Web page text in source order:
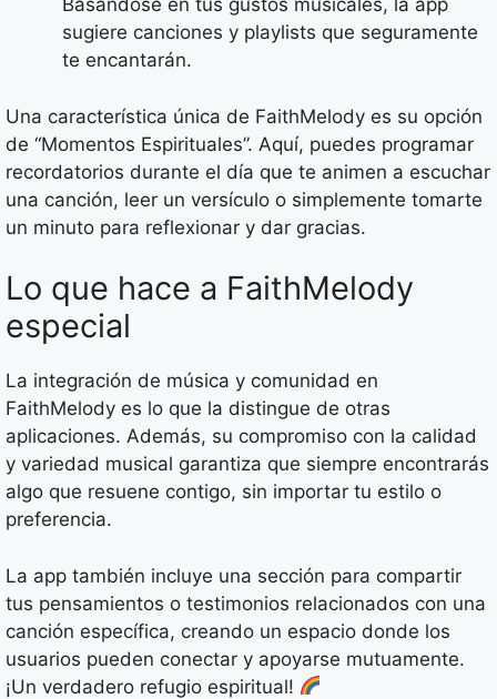
Basándose en tus gustos musicales, la app
sugiere canciones y playlists que seguramente
te encantarán.
Una característica única de FaithMelody es su opción
de “Momentos Espirituales”. Aquí, puedes programar
recordatorios durante el día que te animen a escuchar
una canción, leer un versículo o simplemente tomarte
un minuto para reflexionar y dar gracias.
Lo que hace a FaithMelody
especial
La integración de música y comunidad en
FaithMelody es lo que la distingue de otras
aplicaciones. Además, su compromiso con la calidad
y variedad musical garantiza que siempre encontrarás
algo que resuene contigo, sin importar tu estilo o
preferencia.
La app también incluye una sección para compartir
tus pensamientos o testimonios relacionados con una
canción específica, creando un espacio donde los
usuarios pueden conectar y apoyarse mutuamente.
¡Un verdadero refugio espiritual!